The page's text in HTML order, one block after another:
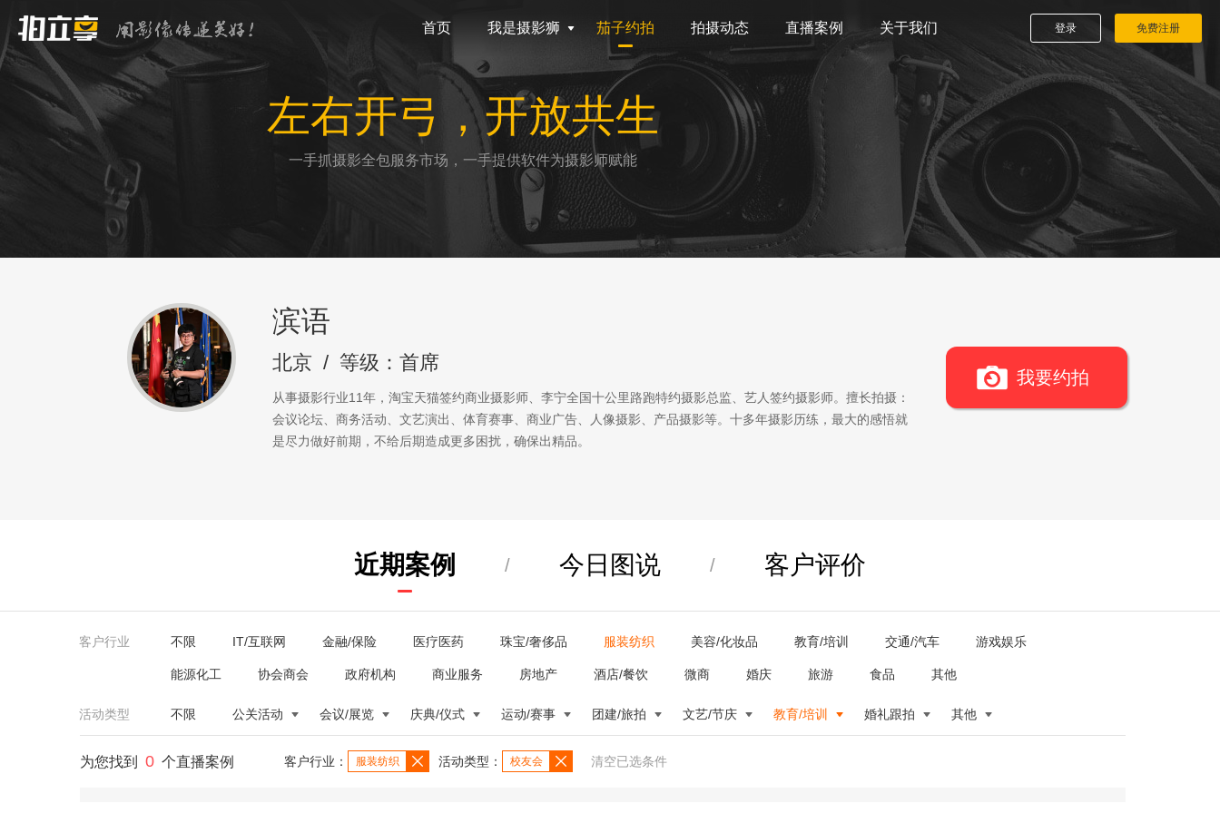
首页 我是摄影狮 茄子约拍 拍摄动态 直播案例 关于我们 登录 免费注册
左右开弓，开放共生
一手抓摄影全包服务市场，一手提供软件为摄影师赋能
滨语
北京 / 等级：首席
从事摄影行业11年，淘宝天猫签约商业摄影师、李宁全国十公里路跑特约摄影总监、艺人签约摄影师。擅长拍摄：
会议论坛、商务活动、文艺演出、体育赛事、商业广告、人像摄影、产品摄影等。十多年摄影历练，最大的感悟就
是尽力做好前期，不给后期造成更多困扰，确保出精品。
我要约拍
近期案例 / 今日图说 / 客户评价
客户行业 不限 IT/互联网 金融/保险 医疗医药 珠宝/奢侈品 服装纺织 美容/化妆品 教育/培训 交通/汽车 游戏娱乐
能源化工 协会商会 政府机构 商业服务 房地产 酒店/餐饮 微商 婚庆 旅游 食品 其他
活动类型 不限 公关活动 会议/展览 庆典/仪式 运动/赛事 团建/旅拍 文艺/节庆 教育/培训 婚礼跟拍 其他
为您找到 0 个直播案例 客户行业： 服装纺织 活动类型： 校友会 清空已选条件